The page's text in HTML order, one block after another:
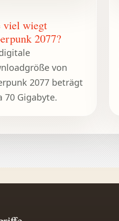
viel wiegt
2077?
von
2077 beträgt
70 Gigabyte.